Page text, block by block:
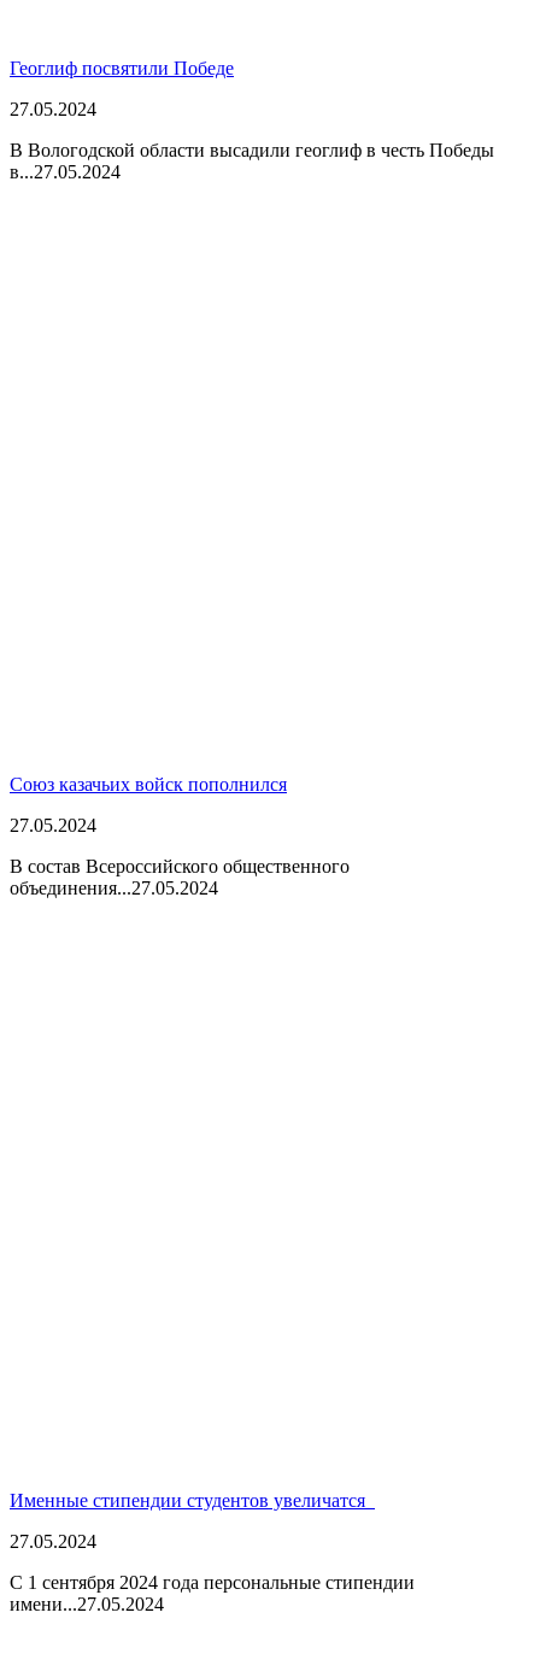
Геоглиф посвятили Победе
27.05.2024
В Вологодской области высадили геоглиф в честь Победы
в...27.05.2024
Союз казачьих войск пополнился
27.05.2024
В состав Всероссийского общественного
объединения...27.05.2024
Именные стипендии студентов увеличатся
27.05.2024
С 1 сентября 2024 года персональные стипендии
имени...27.05.2024